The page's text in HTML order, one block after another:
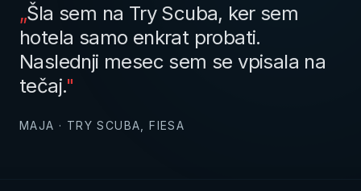
„Šla sem na Try Scuba, ker sem
hotela samo enkrat probati.
Naslednji mesec sem se vpisala na
tečaj."
MAJA · TRY SCUBA, FIESA